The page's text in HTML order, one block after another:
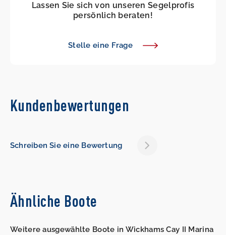
Lassen Sie sich von unseren Segelprofis
persönlich beraten!
Stelle eine Frage
Kundenbewertungen
Schreiben Sie eine Bewertung
Ähnliche Boote
Weitere ausgewählte Boote in Wickhams Cay II Marina